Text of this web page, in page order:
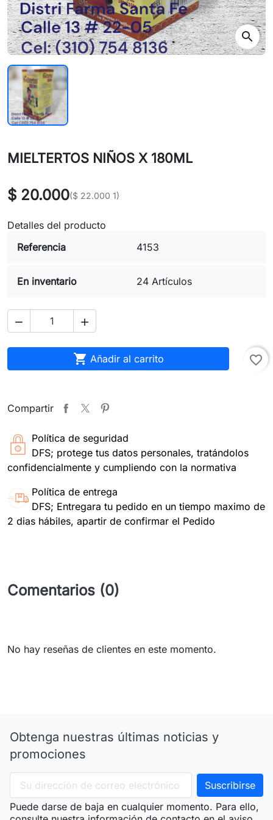
search
MIELTERTOS NIÑOS X 180ML
$ 20.000($ 22.000 1)
Detalles del producto
Referencia
4153
En inventario 24 Artículos
 
 Añadir al carrito favorite_border
Compartir
Política de seguridad
DFS; protege tus datos personales, tratándolos
confidencialmente y cumpliendo con la normativa
Política de entrega
DFS; Entregara tu pedido en un tiempo maximo de
2 dias hábiles, apartir de confirmar el Pedido
Comentarios (0)
No hay reseñas de clientes en este momento.
Obtenga nuestras últimas noticias y
promociones
Puede darse de baja en cualquier momento. Para ello,